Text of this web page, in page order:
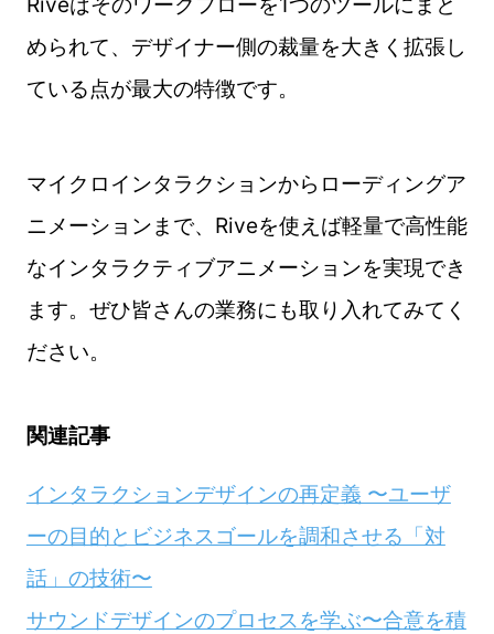
められて、デザイナー側の裁量を大きく拡張し
ている点が最大の特徴です。
マイクロインタラクションからローディングア
ニメーションまで、Riveを使えば軽量で高性能
なインタラクティブアニメーションを実現でき
ます。ぜひ皆さんの業務にも取り入れてみてく
ださい。
関連記事
インタラクションデザインの再定義 〜ユーザ
ーの目的とビジネスゴールを調和させる「対
話」の技術〜
サウンドデザインのプロセスを学ぶ〜合意を積